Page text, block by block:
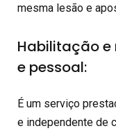
mesma lesão e
Habilitação
e pessoal:
É um serviço
e independente de